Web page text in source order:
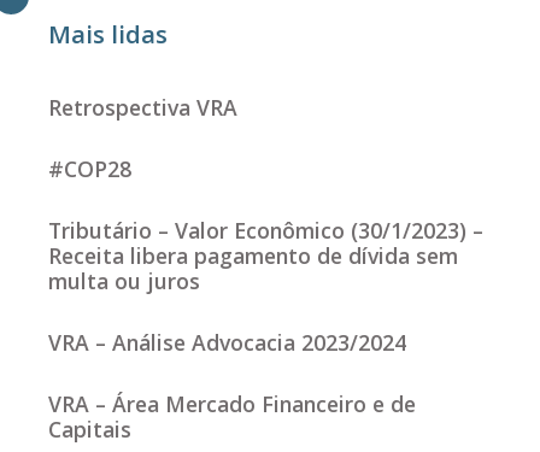
Mais lidas
Retrospectiva VRA
#COP28
Tributário – Valor Econômico (30/1/2023) –
Receita libera pagamento de dívida sem
multa ou juros
VRA – Análise Advocacia 2023/2024
VRA – Área Mercado Financeiro e de
Capitais